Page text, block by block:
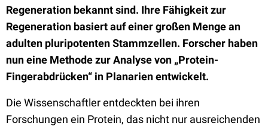
Regeneration bekannt sind. Ihre Fähigkeit zur
Regeneration basiert auf einer großen Menge an
adulten pluripotenten Stammzellen. Forscher haben
nun eine Methode zur Analyse von „Protein-
Fingerabdrücken“ in Planarien entwickelt.
Die Wissenschaftler entdeckten bei ihren
Forschungen ein Protein, das nicht nur ausreichenden